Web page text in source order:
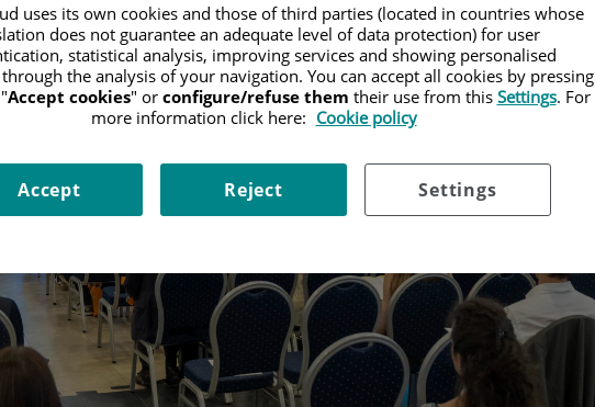
uses its own cookies and those of third parties (located in countries whose
does not guarantee an adequate level of data protection) for user
statistical analysis, improving services and showing personalised
the analysis of your navigation. You can accept all cookies by pressing
Accept cookies" or configure/refuse them their use from this Settings. For
more information click here: Cookie policy
Settings
Reject
Accept